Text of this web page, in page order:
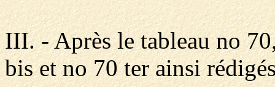
III. - Après le tableau no
bis et no 70 ter ainsi